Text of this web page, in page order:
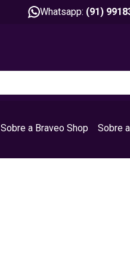
Whatsapp: (91)
Sobre a Braveo Shop Sobre